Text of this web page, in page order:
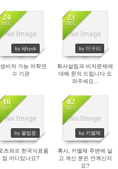
도와주세요! 저도 곧 가
요!
No Image
24
DEC
by kjhyuk
2938
비자 가능 어학연
수 기관
No Image
23
DEC
by 미구리
2877
회사설립과 비자문제에
대해 문의 드립니다 도
와주세요...
No Image
16
OCT
by 물법증
4334
츠와프 한국식료품
점 어디있나요?
No Image
02
OCT
by 키엘체
3079
혹시, 키엘체 주변에 살
고 계신 분은 안계신지
요?